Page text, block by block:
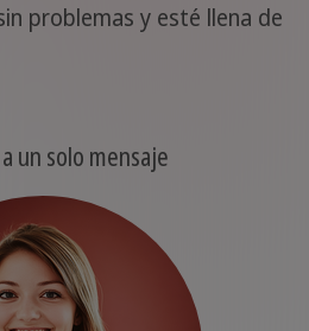
problemas y esté llena de
un solo mensaje